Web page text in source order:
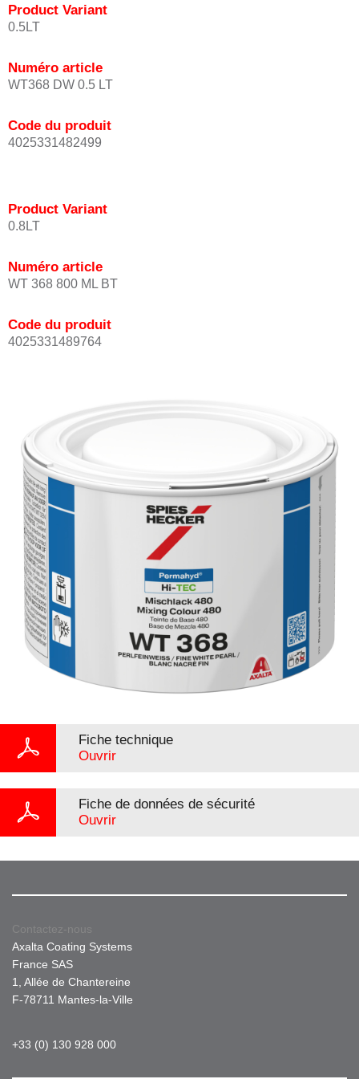
Product Variant
0.5LT
Numéro article
WT368 DW 0.5 LT
Code du produit
4025331482499
Product Variant
0.8LT
Numéro article
WT 368 800 ML BT
Code du produit
4025331489764
Fiche technique
Ouvrir
Fiche de données de sécurité
Ouvrir
Contactez-nous
Axalta Coating Systems
France SAS
1, Allée de Chantereine
F-78711 Mantes-la-Ville
+33 (0) 130 928 000